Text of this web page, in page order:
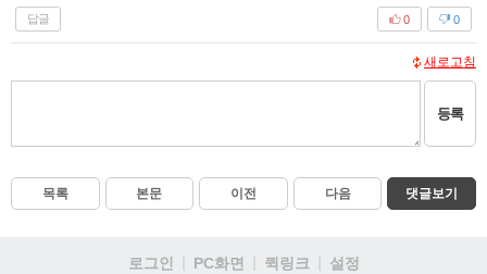
답글 0
0
새로고침
등록
목록 본문 이전 다음 댓글보기
로그인 PC화면 퀵링크 설정